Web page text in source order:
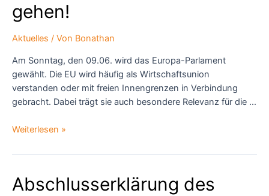
gehen!
Aktuelles / Von Bonathan
Am Sonntag, den 09.06. wird das Europa-Parlament
gewählt. Die EU wird häufig als Wirtschaftsunion
verstanden oder mit freien Innengrenzen in Verbindung
gebracht. Dabei trägt sie auch besondere Relevanz für die …
EU-
und
Studis
Weiterlesen »
Abschlusserklärung des